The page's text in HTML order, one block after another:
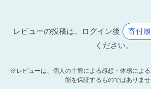
レビューの投稿は、ログイン後 寄付
ください。
※レビューは、個人の主観による感想・体感によ
能を保証するものではありませ